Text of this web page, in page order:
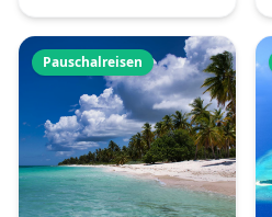
Pauschalreisen